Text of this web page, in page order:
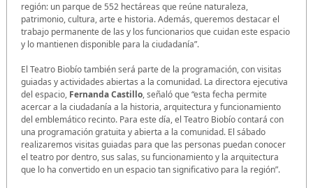
región: un parque de 552 hectáreas que reúne naturaleza,
patrimonio, cultura, arte e historia. Además, queremos destacar el
trabajo permanente de las y los funcionarios que cuidan este espacio
y lo mantienen disponible para la ciudadanía”.
El Teatro Biobío también será parte de la programación, con visitas
guiadas y actividades abiertas a la comunidad. La directora ejecutiva
del espacio, Fernanda Castillo, señaló que “esta fecha permite
acercar a la ciudadanía a la historia, arquitectura y funcionamiento
del emblemático recinto. Para este día, el Teatro Biobío contará con
una programación gratuita y abierta a la comunidad. El sábado
realizaremos visitas guiadas para que las personas puedan conocer
el teatro por dentro, sus salas, su funcionamiento y la arquitectura
que lo ha convertido en un espacio tan significativo para la región”.